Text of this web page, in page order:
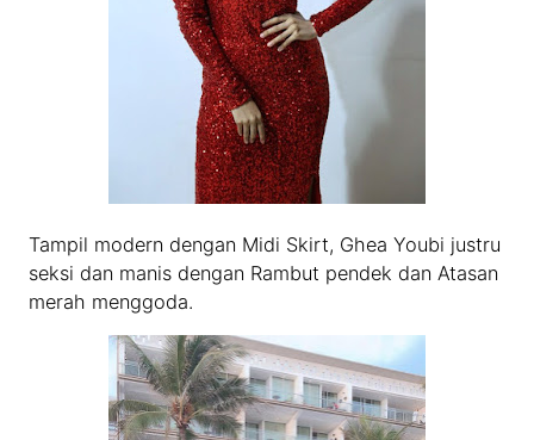
Tampil modern dengan Midi Skirt, Ghea Youbi justru
seksi dan manis dengan Rambut pendek dan Atasan
merah menggoda.